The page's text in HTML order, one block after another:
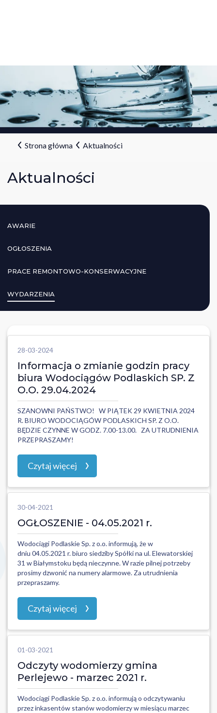
Strona główna Aktualności
Aktualności
AWARIE
OGŁOSZENIA
PRACE REMONTOWO-KONSERWACYJNE
WYDARZENIA
28-03-2024
Informacja o zmianie godzin pracy
biura Wodociągów Podlaskich SP. Z
O.O. 29.04.2024
SZANOWNI PAŃSTWO! W PIĄTEK 29 KWIETNIA 2024
R. BIURO WODOCIĄGÓW PODLASKICH SP. Z O.O.
BĘDZIE CZYNNE W GODZ. 7.00-13.00. ZA UTRUDNIENIA
PRZEPRASZAMY!
Czytaj więcej
30-04-2021
OGŁOSZENIE - 04.05.2021 r.
Wodociągi Podlaskie Sp. z o.o. informują, że w
dniu 04.05.2021 r. biuro siedziby Spółki na ul. Elewatorskiej
31 w Białymstoku będą nieczynne. W razie pilnej potrzeby
prosimy dzwonić na numery alarmowe. Za utrudnienia
przepraszamy.
Czytaj więcej
01-03-2021
Odczyty wodomierzy gmina
Perlejewo - marzec 2021 r.
Wodociągi Podlaskie Sp. z o.o. informują o odczytywaniu
przez inkasentów stanów wodomierzy w miesiącu marzec